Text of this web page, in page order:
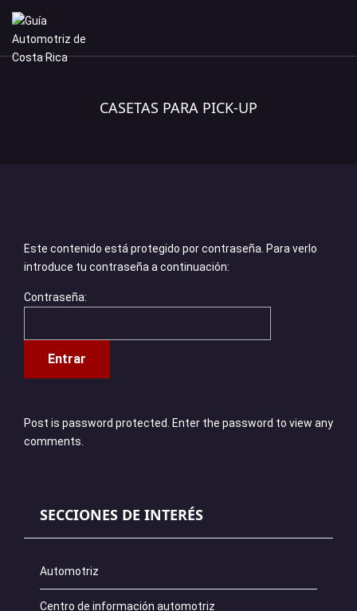
CASETAS PARA PICK-UP
Este contenido está protegido por contraseña. Para verlo
introduce tu contraseña a continuación:
Contraseña:
Post is password protected. Enter the password to view any
comments.
SECCIONES DE INTERÉS
Automotriz
Centro de información automotriz